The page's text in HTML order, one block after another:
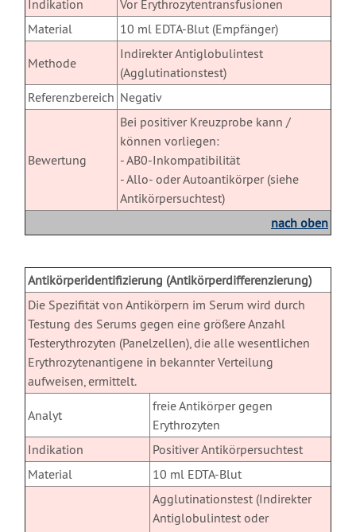
Indikation
Vor Erythrozytentransfusionen
Material
10 ml EDTA-Blut (Empfänger)
Methode
Indirekter Antiglobulintest
(Agglutinationstest)
Referenzbereich Negativ
Bewertung
Bei positiver Kreuzprobe kann /
können vorliegen:
- AB0-Inkompatibilität
- Allo- oder Autoantikörper (siehe
Antikörpersuchtest)
nach oben
Antikörperidentifizierung (Antikörperdifferenzierung)
Die Spezifität von Antikörpern im Serum wird durch
Testung des Serums gegen eine größere Anzahl
Testerythrozyten (Panelzellen), die alle wesentlichen
Erythrozytenantigene in bekannter Verteilung
aufweisen, ermittelt.
Analyt
freie Antikörper gegen
Erythrozyten
Indikation
Positiver Antikörpersuchtest
Material
10 ml EDTA-Blut
Agglutinationstest (Indirekter
Antiglobulintest oder